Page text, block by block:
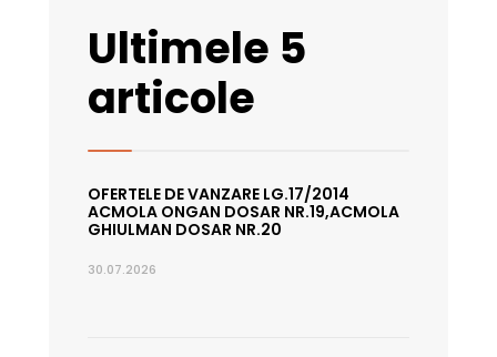
Ultimele 5
articole
OFERTELE DE VANZARE LG.17/2014
ACMOLA ONGAN DOSAR NR.19,ACMOLA
GHIULMAN DOSAR NR.20
30.07.2026